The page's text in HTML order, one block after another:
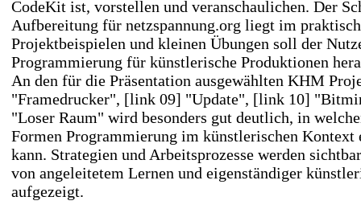
CodeKit ist, vorstellen und veranschaulichen. Der
Aufbereitung für netzspannung.org liegt im
Projektbeispielen und kleinen Übungen soll der
Programmierung für künstlerische Produktionen
An den für die Präsentation ausgewählten KHM
"Framedrucker", [link 09] "Update", [link 10]
"Loser Raum" wird besonders gut deutlich, in
Formen Programmierung im künstlerischen Kontext
kann. Strategien und Arbeitsprozesse werden
von angeleitetem Lernen und eigenständiger
aufgezeigt.